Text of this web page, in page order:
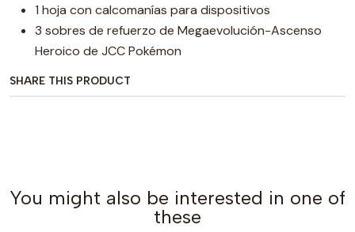
1 hoja con calcomanías para dispositivos
3 sobres de refuerzo de Megaevolución-Ascenso
Heroico de JCC Pokémon
SHARE THIS PRODUCT
You might also be interested in one of
these